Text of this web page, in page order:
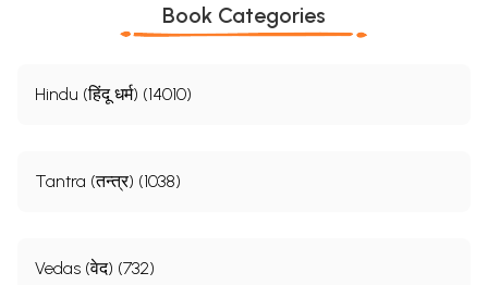
Book Categories
Hindu (हिंदू धर्म) (14010)
Tantra (तन्त्र) (1038)
Vedas (वेद) (732)